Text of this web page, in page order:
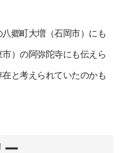
郷町大増（石岡市）にも
）の阿弥陀寺にも伝えら
と考えられていたのかも
ー